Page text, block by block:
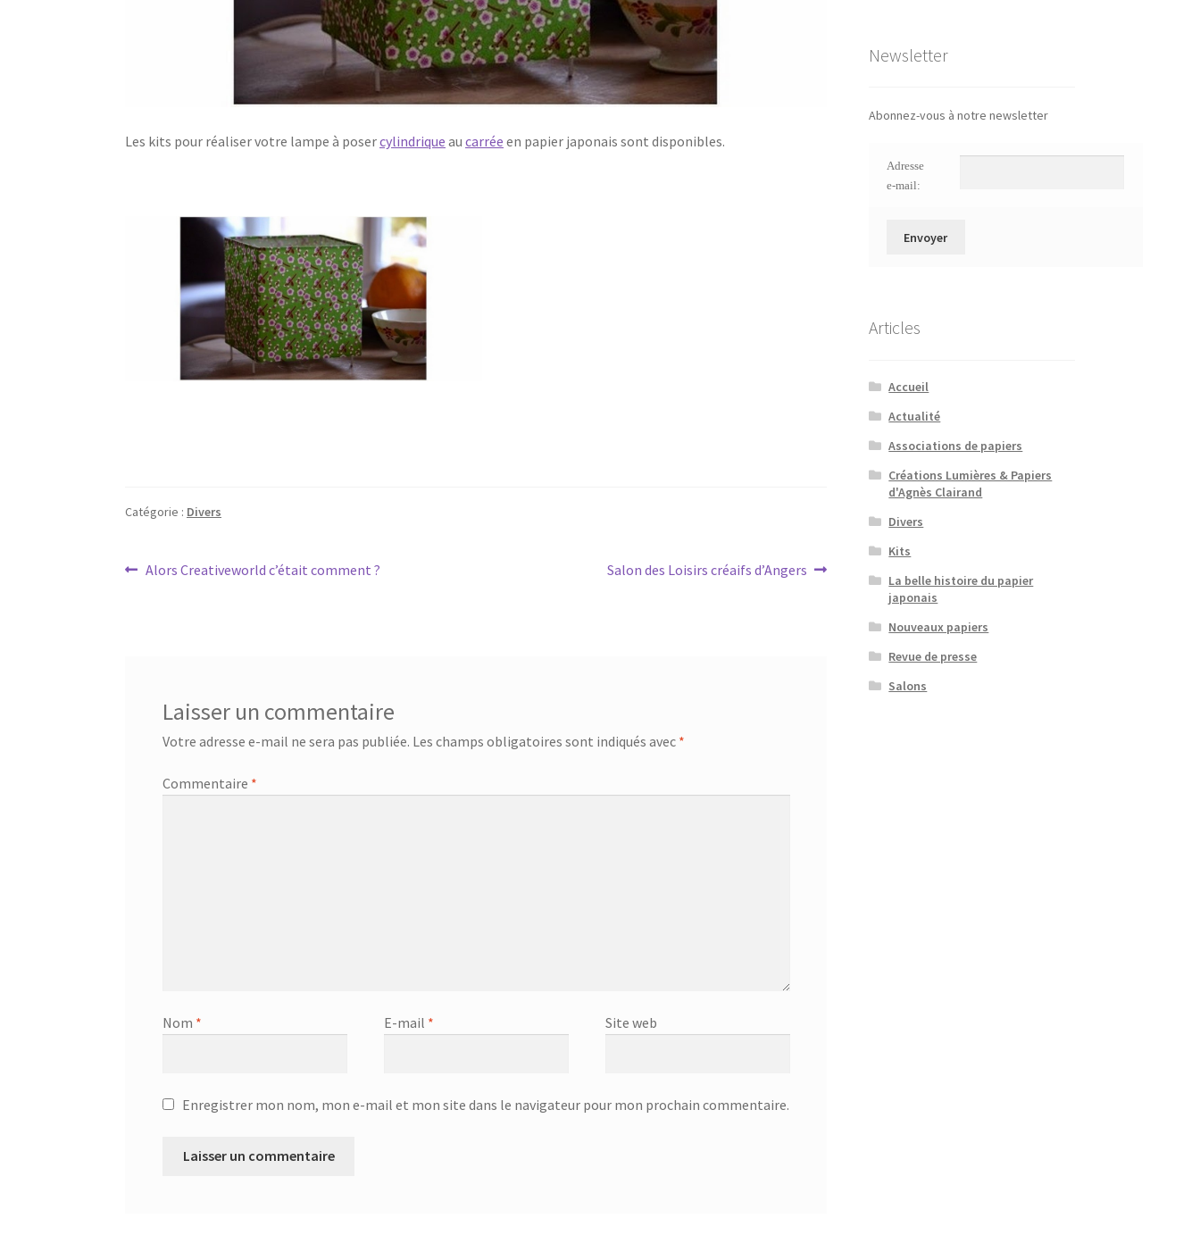
Les kits pour réaliser votre lampe à posercylindrique aucarrée en papier japonais sont disponibles.
Catégorie : Divers
Navigation
Article
Alors Creativeworld c’était comment ?
Article
Salon des Loisirs créaifs d’Angers
Laisser un commentaire
Votre adresse e-mail ne sera pas publiée. Les champs obligatoires sont indiqués avec *
Commentaire *
Nom * E-mail * Site web
Enregistrer mon nom, mon e-mail et mon site dans le navigateur pour mon prochain commentaire.
Newsletter
Abonnez-vous à notre newsletter
Adresse
e-mail:
Articles
Accueil
Actualité
Associations de papiers
Créations Lumières & Papiers
d'Agnès Clairand
Divers
Kits
La belle histoire du papier
japonais
Nouveaux papiers
Revue de presse
Salons